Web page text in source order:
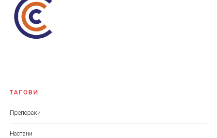
ТАГОВИ
Препораки
Настани